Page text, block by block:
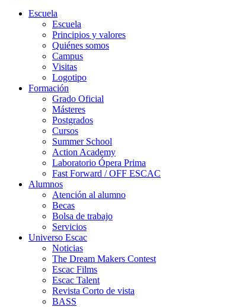
Escuela
Escuela
Principios y valores
Quiénes somos
Campus
Visitas
Logotipo
Formación
Grado Oficial
Másteres
Postgrados
Cursos
Summer School
Action Academy
Laboratorio Ópera Prima
Fast Forward / OFF ESCAC
Alumnos
Atención al alumno
Becas
Bolsa de trabajo
Servicios
Universo Escac
Noticias
The Dream Makers Contest
Escac Films
Escac Talent
Revista Corto de vista
BASS